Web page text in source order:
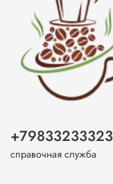
+79833233323
справочная служба